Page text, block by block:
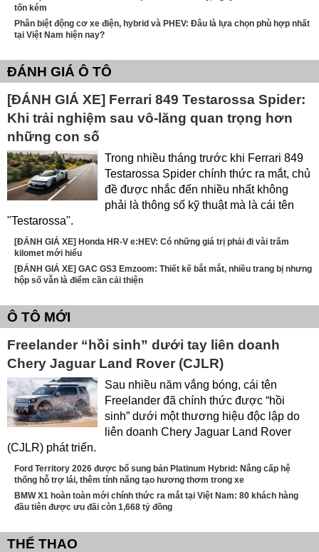
tốn kém
Phân biệt động cơ xe điện, hybrid và PHEV: Đâu là lựa chọn phù hợp nhất
tại Việt Nam hiện nay?
ĐÁNH GIÁ Ô TÔ
[ĐÁNH GIÁ XE] Ferrari 849 Testarossa Spider:
Khi trải nghiệm sau vô-lăng quan trọng hơn
những con số
Trong nhiều tháng trước khi Ferrari 849
Testarossa Spider chính thức ra mắt, chủ
đề được nhắc đến nhiều nhất không
phải là thông số kỹ thuật mà là cái tên
"Testarossa".
[ĐÁNH GIÁ XE] Honda HR-V e:HEV: Có những giá trị phải đi vài trăm
kilomet mới hiểu
[ĐÁNH GIÁ XE] GAC GS3 Emzoom: Thiết kế bắt mắt, nhiều trang bị nhưng
hộp số vẫn là điểm cần cải thiện
Ô TÔ MỚI
Freelander “hồi sinh” dưới tay liên doanh
Chery Jaguar Land Rover (CJLR)
Sau nhiều năm vắng bóng, cái tên
Freelander đã chính thức được “hồi
sinh” dưới một thương hiệu độc lập do
liên doanh Chery Jaguar Land Rover
(CJLR) phát triển.
Ford Territory 2026 được bổ sung bản Platinum Hybrid: Nâng cấp hệ
thống hỗ trợ lái, thêm tính năng tạo hương thơm trong xe
BMW X1 hoàn toàn mới chính thức ra mắt tại Việt Nam: 80 khách hàng
đầu tiên được ưu đãi còn 1,668 tỷ đồng
THỂ THAO